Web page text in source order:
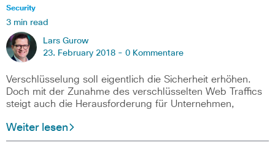
Security
3 min read
Lars Gurow
23. February 2018 - 0 Kommentare
Verschlüsselung soll eigentlich die Sicherheit erhöhen.
Doch mit der Zunahme des verschlüsselten Web Traffics
steigt auch die Herausforderung für Unternehmen,
Weiter lesen